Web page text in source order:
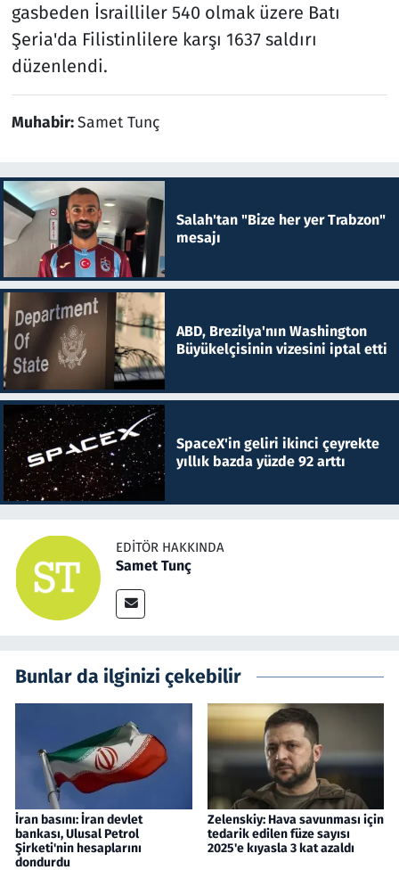
gasbeden İsrailliler 540 olmak üzere Batı
Şeria'da Filistinlilere karşı 1637 saldırı
düzenlendi.
Muhabir:Samet Tunç
Salah'tan "Bize her yer Trabzon"
mesajı
ABD, Brezilya'nın Washington
Büyükelçisinin vizesini iptal etti
SpaceX'in geliri ikinci çeyrekte
yıllık bazda yüzde 92 arttı
EDITÖR HAKKINDA
Samet Tunç
Bunlar da ilginizi çekebilir
İran basını: İran devlet
bankası, Ulusal Petrol
Şirketi'nin hesaplarını
dondurdu
Zelenskiy: Hava savunması için
tedarik edilen füze sayısı
2025'e kıyasla 3 kat azaldı